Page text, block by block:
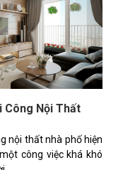
Công Nội Thất
nội thất nhà phố hiện
công việc khá khó